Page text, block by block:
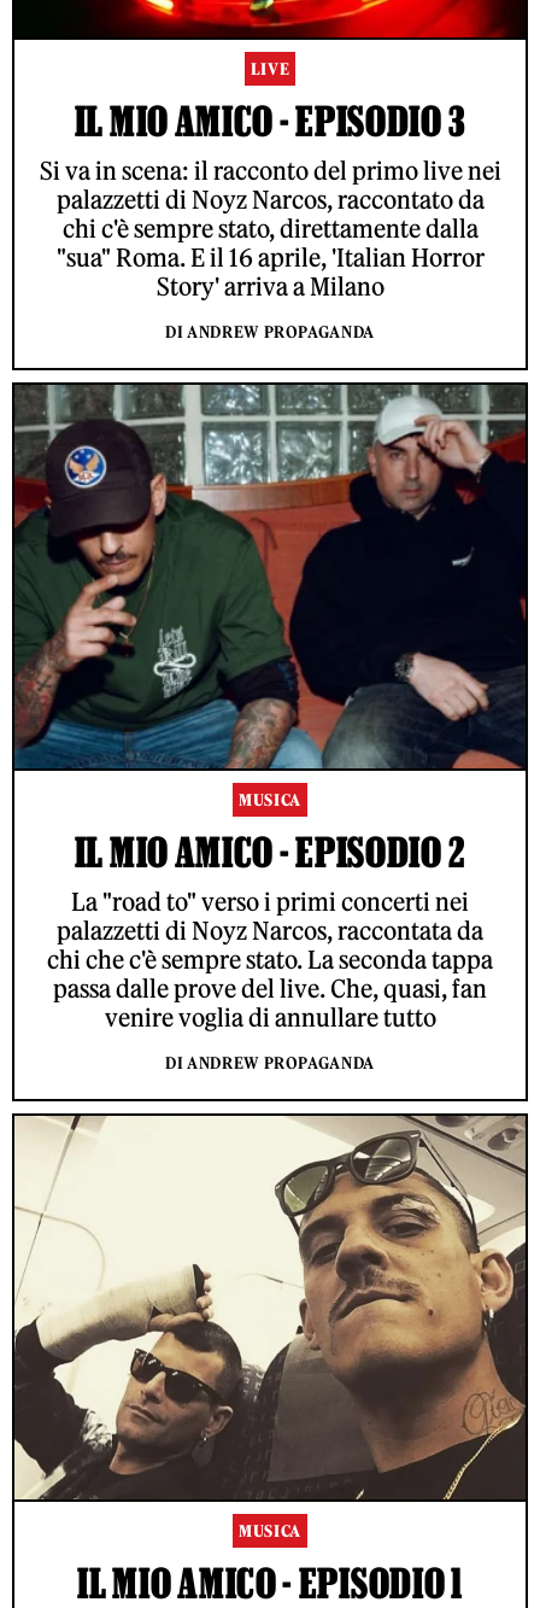
LIVE
IL MIO AMICO - EPISODIO 3
Si va in scena: il racconto del primo live nei
palazzetti di Noyz Narcos, raccontato da
chi c'è sempre stato, direttamente dalla
"sua" Roma. E il 16 aprile, 'Italian Horror
Story' arriva a Milano
DI ANDREW PROPAGANDA
MUSICA
IL MIO AMICO - EPISODIO 2
La "road to" verso i primi concerti nei
palazzetti di Noyz Narcos, raccontata da
chi che c'è sempre stato. La seconda tappa
passa dalle prove del live. Che, quasi, fan
venire voglia di annullare tutto
DI ANDREW PROPAGANDA
MUSICA
IL MIO AMICO - EPISODIO 1